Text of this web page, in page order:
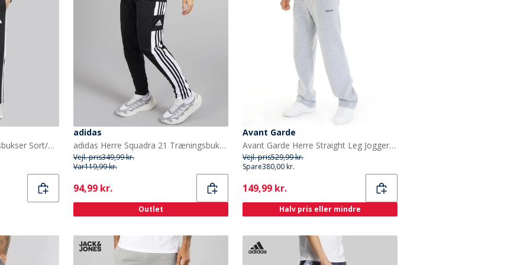
adidas Herre Snap Sportsbukser Sort/Hvid
adidas
adidas Herre Squadra 21 Træningsbukser Sort/Hvid
Vejl. pris349,99 kr.
Var119,99 kr.
Current
94,99 kr.
Outlet
Avant Garde
Avant Garde Herre Straight Leg Joggers Lys Grå Melange
Vejl. pris529,99 kr.
Spare380,00 kr.
Current
149,99 kr.
Halv pris eller mindre